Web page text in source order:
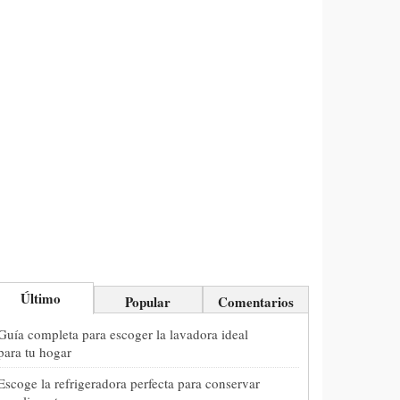
Último Popular Comentarios
completa para escoger la lavadora ideal
tu hogar
la refrigeradora perfecta para conservar